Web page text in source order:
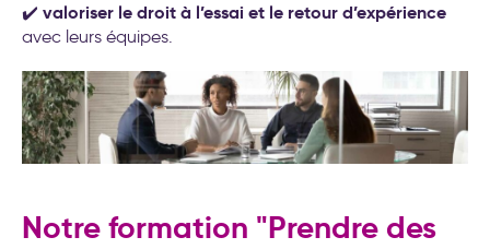
✔️ valoriser le droit à l’essai et le retour d’expérience
avec leurs équipes.
Notre formation "Prendre des